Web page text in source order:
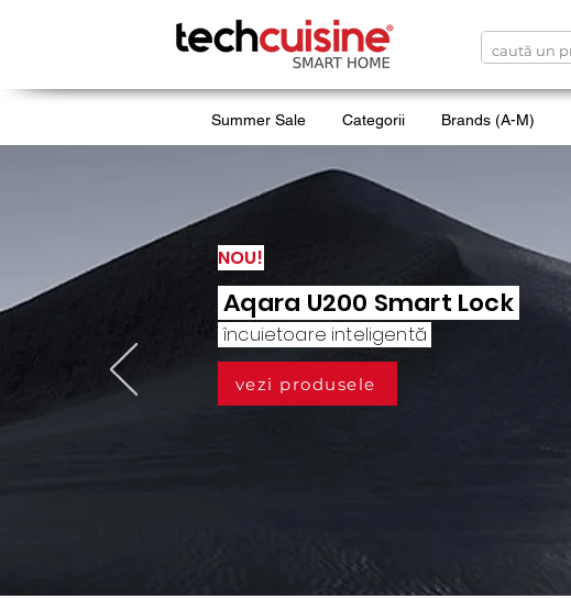
Summer Sale Categorii Brands (A-M)
NOU!
Aqara U200 Smart Lock
încuietoare inteligentă
vezi produsele